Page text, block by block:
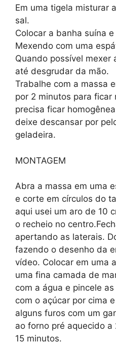
Em uma tigela misturar
sal.
Colocar a banha suína
Mexendo com uma
Quando possível mexer
até desgrudar da mão.
Trabalhe com a massa
por 2 minutos para ficar
precisa ficar
deixe descansar por
geladeira.
MONTAGEM
Abra a massa em uma
e corte em círculos do
aqui usei um aro de 10
o recheio no
apertando as laterais.
fazendo o desenho da
vídeo. Colocar em uma
uma fina camada de
com a água e pincele
com o açúcar por cima
alguns furos com um
ao forno pré aquecido a
15 minutos.